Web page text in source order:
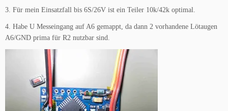
3. Für mein Einsatzfall bis 6S/26V ist ein Teiler 10k/42k optimal.
4. Habe U Messeingang auf A6 gemappt, da dann 2 vorhandene Lötaugen
A6/GND prima für R2 nutzbar sind.